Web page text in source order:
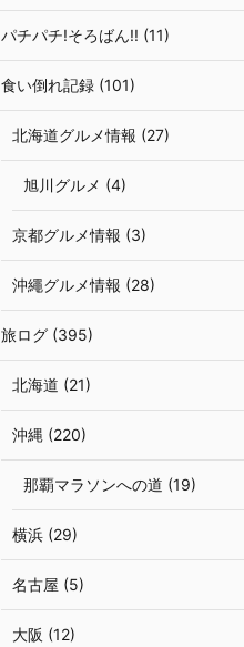
パチパチ!そろばん!! (11)
食い倒れ記録 (101)
北海道グルメ情報 (27)
旭川グルメ (4)
京都グルメ情報 (3)
沖繩グルメ情報 (28)
旅ログ (395)
北海道 (21)
沖縄 (220)
那覇マラソンへの道 (19)
横浜 (29)
名古屋 (5)
大阪 (12)